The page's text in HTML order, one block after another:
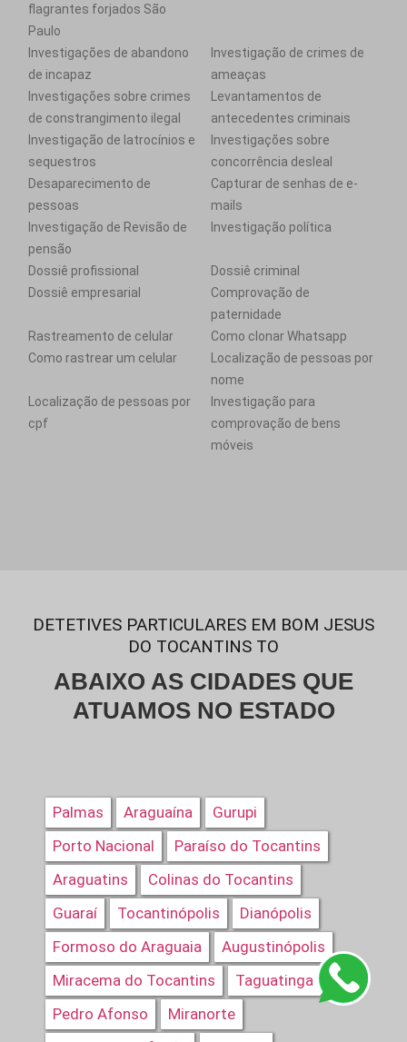
flagrantes forjados São
Paulo
Investigações de abandono
de incapaz
Investigação de crimes de
ameaças
Investigações sobre crimes
de constrangimento ilegal
Levantamentos de
antecedentes criminais
Investigação de latrocínios e
sequestros
Investigações sobre
concorrência desleal
Desaparecimento de
pessoas
Capturar de senhas de e-
mails
Investigação de Revisão de
pensão
Investigação política
Dossiê profissional
Dossiê criminal
Dossiê empresarial
Comprovação de
paternidade
Rastreamento de celular
Como clonar Whatsapp
Como rastrear um celular
Localização de pessoas por
nome
Localização de pessoas por
cpf
Investigação para
comprovação de bens
móveis
DETETIVES PARTICULARES EM BOM JESUS
DO TOCANTINS TO
ABAIXO AS CIDADES QUE
ATUAMOS NO ESTADO
Palmas Araguaína
Gurupi
Porto Nacional
Paraíso do Tocantins
Araguatins
Colinas do Tocantins
Guaraí
Tocantinópolis
Dianópolis
Formoso do Araguaia
Augustinópolis
Miracema do Tocantins
Taguatinga
Pedro Afonso
Miranorte